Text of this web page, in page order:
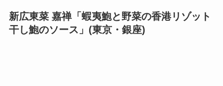
新広東菜 嘉禅「蝦夷鮑と野菜の香港リゾット
干し鮑のソース」(東京・銀座)